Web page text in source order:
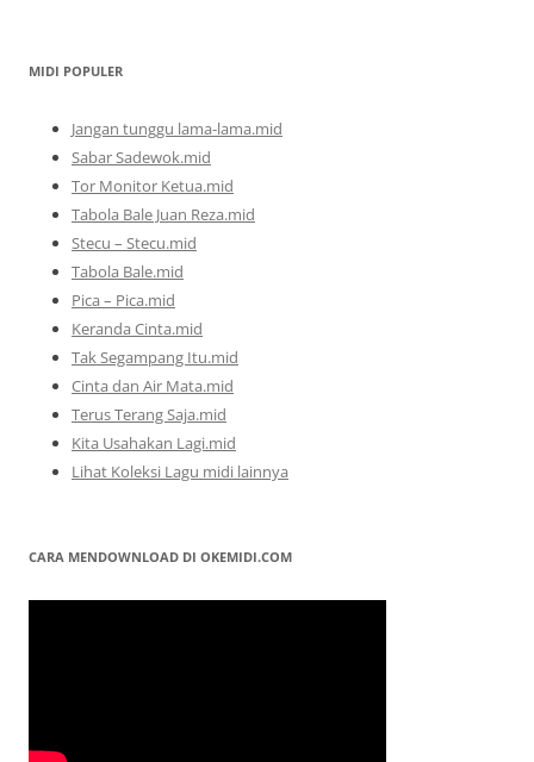
MIDI POPULER
Jangan tunggu lama-lama.mid
Sabar Sadewok.mid
Tor Monitor Ketua.mid
Tabola Bale Juan Reza.mid
Stecu – Stecu.mid
Tabola Bale.mid
Pica – Pica.mid
Keranda Cinta.mid
Tak Segampang Itu.mid
Cinta dan Air Mata.mid
Terus Terang Saja.mid
Kita Usahakan Lagi.mid
Lihat Koleksi Lagu midi lainnya
CARA MENDOWNLOAD DI OKEMIDI.COM